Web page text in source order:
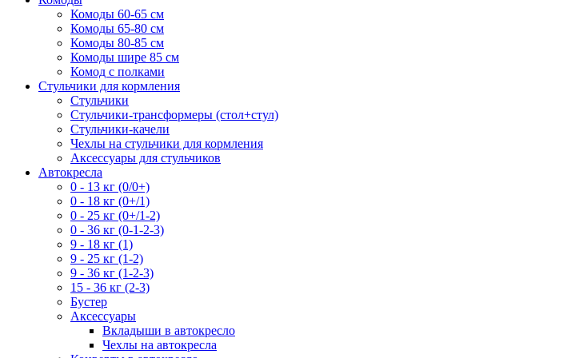
Комоды 60-65 см
Комоды 65-80 см
Комоды 80-85 см
Комоды шире 85 см
Комод с полками
Стульчики для кормления
Стульчики
Стульчики-трансформеры (стол+стул)
Стульчики-качели
Чехлы на стульчики для кормления
Аксессуары для стульчиков
Автокресла
0 - 13 кг (0/0+)
0 - 18 кг (0+/1)
0 - 25 кг (0+/1-2)
0 - 36 кг (0-1-2-3)
9 - 18 кг (1)
9 - 25 кг (1-2)
9 - 36 кг (1-2-3)
15 - 36 кг (2-3)
Бустер
Аксессуары
Вкладыши в автокресло
Чехлы на автокресла